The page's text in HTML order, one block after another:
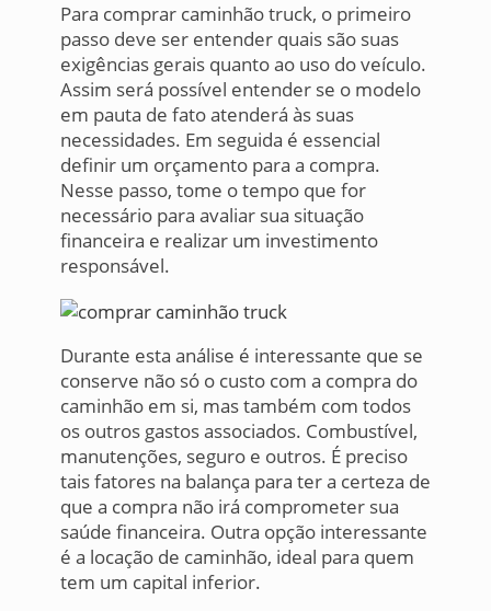
Para comprar caminhão truck, o primeiro
passo deve ser entender quais são suas
exigências gerais quanto ao uso do veículo.
Assim será possível entender se o modelo
em pauta de fato atenderá às suas
necessidades. Em seguida é essencial
definir um orçamento para a compra.
Nesse passo, tome o tempo que for
necessário para avaliar sua situação
financeira e realizar um investimento
responsável.
Durante esta análise é interessante que se
conserve não só o custo com a compra do
caminhão em si, mas também com todos
os outros gastos associados. Combustível,
manutenções, seguro e outros. É preciso
tais fatores na balança para ter a certeza de
que a compra não irá comprometer sua
saúde financeira. Outra opção interessante
é a locação de caminhão, ideal para quem
tem um capital inferior.